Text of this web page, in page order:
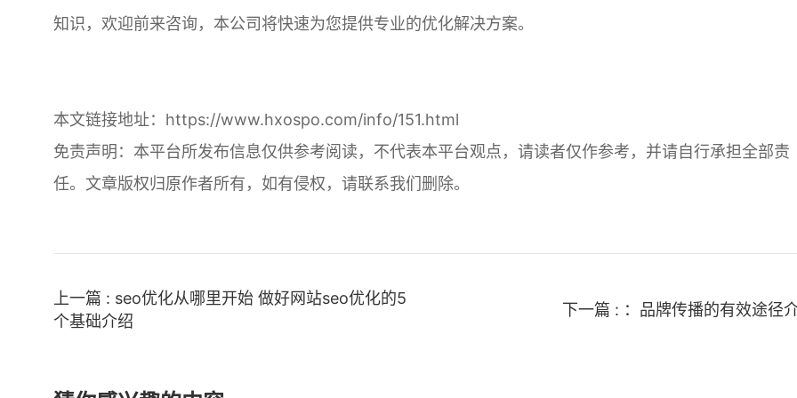
知识，欢迎前来咨询，本公司将快速为您提供专业的优化解决方案。
本文链接地址： https://www.hxospo.com/info/151.html
免责声明：本平台所发布信息仅供参考阅读，不代表本平台观点，请读者仅作参考，并请自行承担全部责
任。文章版权归原作者所有，如有侵权，请联系我们删除。
上一篇 : seo优化从哪里开始 做好网站seo优化的5
个基础介绍
下一篇 : ：品牌传播的有效途径